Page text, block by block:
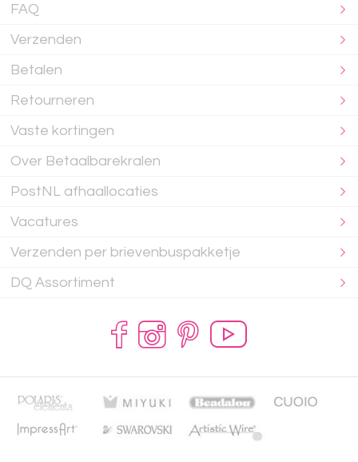
FAQ
Verzenden
Betalen
Retourneren
Vaste kortingen
Over Betaalbarekralen
PostNL afhaallocaties
Vacatures
Verzenden per brievenbuspakketje
DQ Assortiment